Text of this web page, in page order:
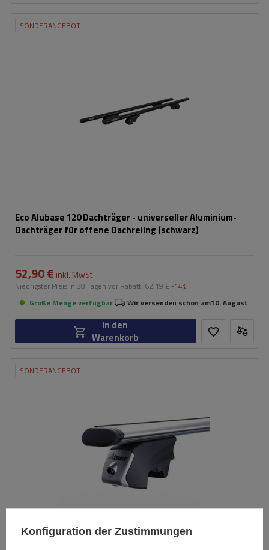
SONDERANGEBOT
Eco Alubase 120 Dachträger - universeller Aluminium-
Dachträger für offene Dachreling (schwarz)
52,90 € inkl. MwSt
Niedrigster Preis in 30 Tagen vor Rabatt: 62,19 € -14%
Große Menge verfügbar
Wir versenden schon am10. August
In den
Warenkorb
SONDERANGEBOT
Konfiguration der Zustimmungen